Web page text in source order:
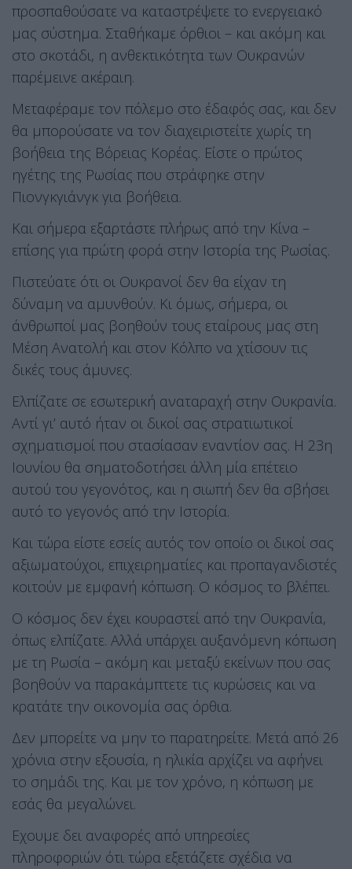
προσπαθούσατε να καταστρέψετε το ενεργειακό
μας σύστημα. Σταθήκαμε όρθιοι – και ακόμη και
στο σκοτάδι, η ανθεκτικότητα των Ουκρανών
παρέμεινε ακέραιη.
Μεταφέραμε τον πόλεμο στο έδαφός σας, και δεν
θα μπορούσατε να τον διαχειριστείτε χωρίς τη
βοήθεια της Βόρειας Κορέας. Είστε ο πρώτος
ηγέτης της Ρωσίας που στράφηκε στην
Πιονγκγιάνγκ για βοήθεια.
Και σήμερα εξαρτάστε πλήρως από την Κίνα –
επίσης για πρώτη φορά στην Ιστορία της Ρωσίας.
Πιστεύατε ότι οι Ουκρανοί δεν θα είχαν τη
δύναμη να αμυνθούν. Κι όμως, σήμερα, οι
άνθρωποί μας βοηθούν τους εταίρους μας στη
Μέση Ανατολή και στον Κόλπο να χτίσουν τις
δικές τους άμυνες.
Ελπίζατε σε εσωτερική αναταραχή στην Ουκρανία.
Αντί γι’ αυτό ήταν οι δικοί σας στρατιωτικοί
σχηματισμοί που στασίασαν εναντίον σας. Η 23η
Ιουνίου θα σηματοδοτήσει άλλη μία επέτειο
αυτού του γεγονότος, και η σιωπή δεν θα σβήσει
αυτό το γεγονός από την Ιστορία.
Και τώρα είστε εσείς αυτός τον οποίο οι δικοί σας
αξιωματούχοι, επιχειρηματίες και προπαγανδιστές
κοιτούν με εμφανή κόπωση. Ο κόσμος το βλέπει.
Ο κόσμος δεν έχει κουραστεί από την Ουκρανία,
όπως ελπίζατε. Αλλά υπάρχει αυξανόμενη κόπωση
με τη Ρωσία – ακόμη και μεταξύ εκείνων που σας
βοηθούν να παρακάμπτετε τις κυρώσεις και να
κρατάτε την οικονομία σας όρθια.
Δεν μπορείτε να μην το παρατηρείτε. Μετά από 26
χρόνια στην εξουσία, η ηλικία αρχίζει να αφήνει
το σημάδι της. Και με τον χρόνο, η κόπωση με
εσάς θα μεγαλώνει.
Εχουμε δει αναφορές από υπηρεσίες
πληροφοριών ότι τώρα εξετάζετε σχέδια να